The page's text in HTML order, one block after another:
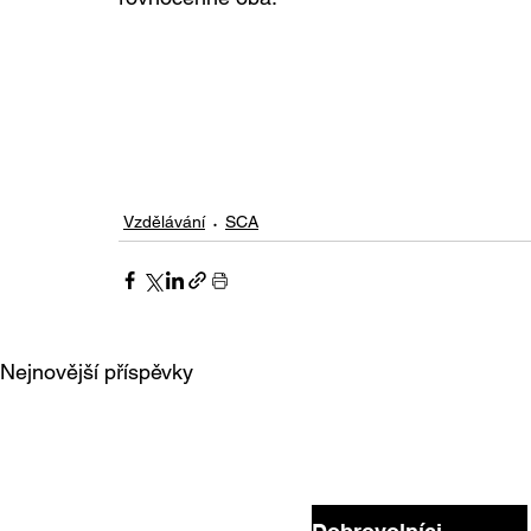
Vzdělávání SCA
Nejnovější příspěvky